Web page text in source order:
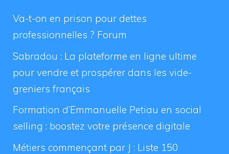
Va-t-on en prison pour dettes
professionnelles ? Forum
Sabradou : La plateforme en ligne ultime
pour vendre et prospérer dans les vide-
greniers français
Formation d’Emmanuelle Petiau en social
selling : boostez votre présence digitale
Métiers commençant par J : Liste 150